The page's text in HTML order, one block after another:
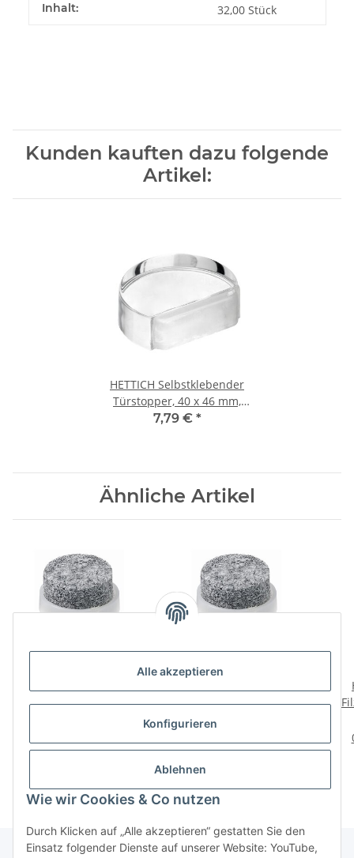
Alle akzeptieren
Konfigurieren
Ablehnen
Wie wir Cookies & Co nutzen
Durch Klicken auf „Alle akzeptieren“ gestatten Sie den
Einsatz folgender Dienste auf unserer Website: YouTube,
Inhalt: 32,00 Stück
Kunden kauften dazu folgende
Artikel:
HETTICH Selbstklebender
Türstopper, 40 x 46 mm,
transparent
7,79 € *
Ähnliche Artikel
Stift, 17 mm, weiß, 16
Stift zum Nageln, Ø
17mm, rund, weiß, 8
4,79 €